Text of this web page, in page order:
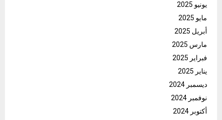
يونيو 2025
مايو 2025
أبريل 2025
مارس 2025
فبراير 2025
يناير 2025
ديسمبر 2024
نوفمبر 2024
أكتوبر 2024